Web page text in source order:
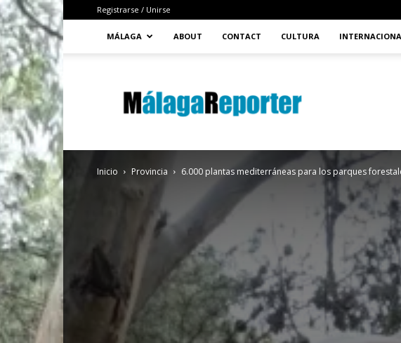
Registrarse / Unirse
MÁLAGA ABOUT CONTACT CULTURA
Inicio Provincia 6.000 plantas mediterráneas para los parques